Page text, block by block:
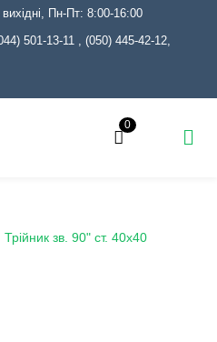
Пн-Пт: 8:00-16:00
501-13-11 , (050) 445-42-12,
0
Трійник зв. 90" ст. 40х40